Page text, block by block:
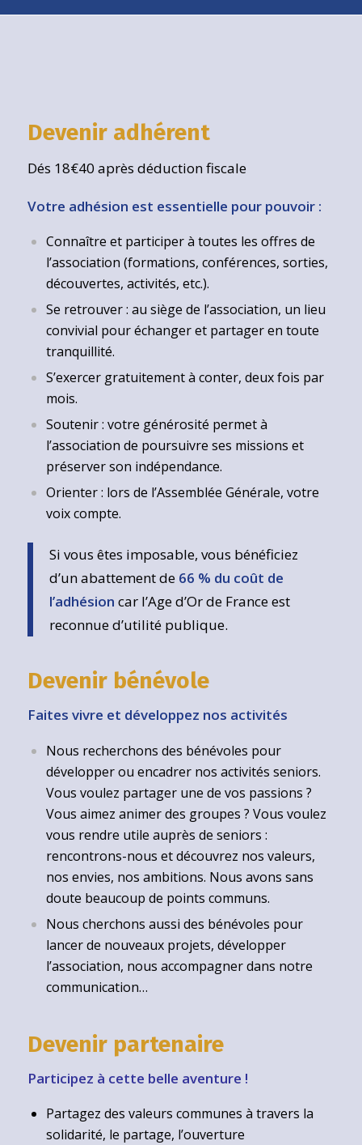
Devenir adhérent
Dés 18€40 après déduction fiscale
Votre adhésion est essentielle pour pouvoir :
Connaître et participer à toutes les offres de
l’association (formations, conférences, sorties,
découvertes, activités, etc.).
Se retrouver : au siège de l’association, un lieu
convivial pour échanger et partager en toute
tranquillité.
S’exercer gratuitement à conter, deux fois par
mois.
Soutenir : votre générosité permet à
l’association de poursuivre ses missions et
préserver son indépendance.
Orienter : lors de l’Assemblée Générale, votre
voix compte.
Si vous êtes imposable, vous bénéficiez
d’un abattement de 66 % du coût de
l’adhésion car l’Age d’Or de France est
reconnue d’utilité publique.
Devenir bénévole
Faites vivre et développez nos activités
Nous recherchons des bénévoles pour
développer ou encadrer nos activités seniors.
Vous voulez partager une de vos passions ?
Vous aimez animer des groupes ? Vous voulez
vous rendre utile auprès de seniors :
rencontrons-nous et découvrez nos valeurs,
nos envies, nos ambitions. Nous avons sans
doute beaucoup de points communs.
Nous cherchons aussi des bénévoles pour
lancer de nouveaux projets, développer
l’association, nous accompagner dans notre
communication…
Devenir partenaire
Participez à cette belle aventure !
Partagez des valeurs communes à travers la
solidarité, le partage, l’ouverture